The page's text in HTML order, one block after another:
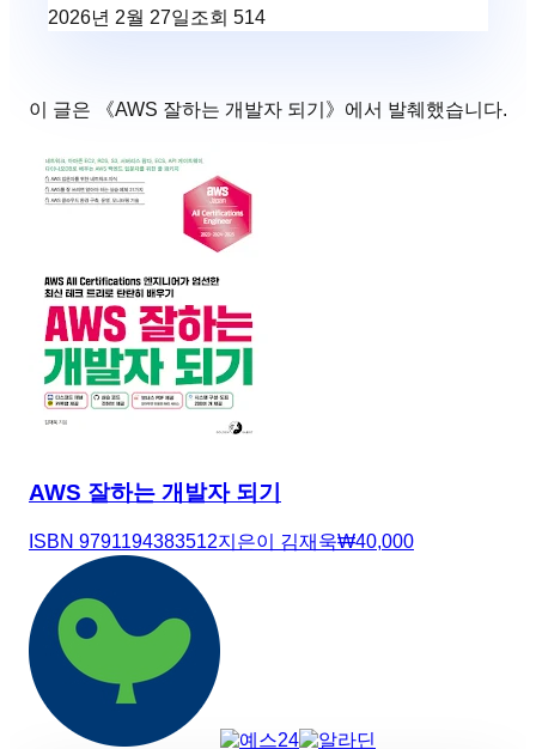
2026년 2월 27일조회 514
이 글은 《AWS 잘하는 개발자 되기 》에서 발췌했습니다.
AWS 잘하는 개발자 되기
ISBN 9791194383512지은이 김재욱₩40,000